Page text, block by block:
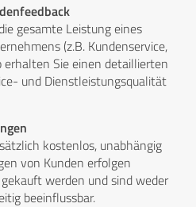
gesamte Leistung eines
(z.B. Kundenservice,
erhalten Sie einen detaillierten
und Dienstleistungsqualität
kostenlos, unabhängig
von Kunden erfolgen
werden und sind weder
beeinflussbar.